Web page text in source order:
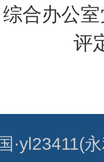
合办公
评
·yl23411(